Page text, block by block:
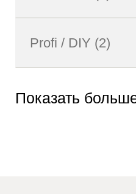
Показать